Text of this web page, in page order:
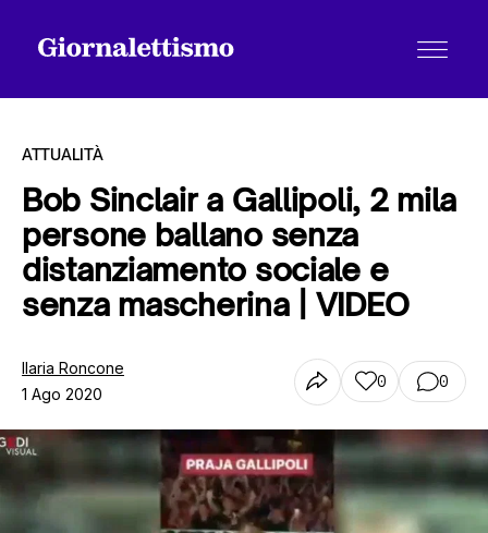
Tutti gli articoli
Contatti
ATTUALITÀ
Bob Sinclair a Gallipoli, 2 mila
persone ballano senza
distanziamento sociale e
senza mascherina | VIDEO
Ilaria Roncone
1 Ago 2020
0 0